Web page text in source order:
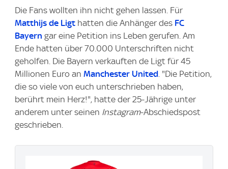
Die Fans wollten ihn nicht gehen lassen. Für
Matthijs de Ligt hatten die Anhänger des FC
Bayern gar eine Petition ins Leben gerufen. Am
Ende hatten über 70.000 Unterschriften nicht
geholfen. Die Bayern verkauften de Ligt für 45
Millionen Euro an Manchester United. "Die Petition,
die so viele von euch unterschrieben haben,
berührt mein Herz!", hatte der 25-Jährige unter
anderem unter seinen Instagram-Abschiedspost
geschrieben.